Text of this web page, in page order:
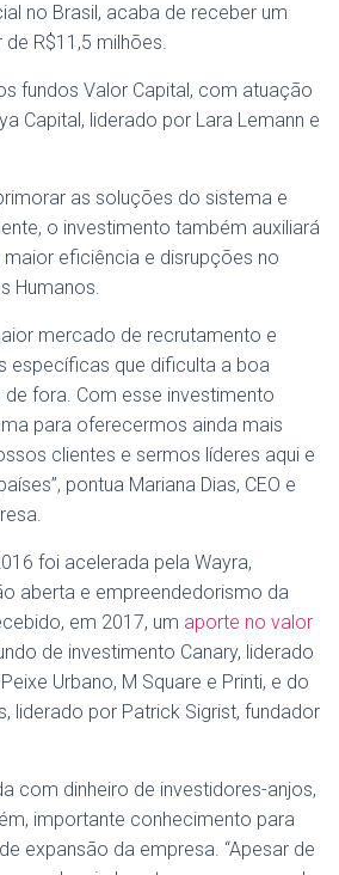
no Brasil, acaba de receber um
R$11,5 milhões.
fundos Valor Capital, com atuação
Capital, liderado por Lara Lemann e
as soluções do sistema e
o investimento também auxiliará
eficiência e disrupções no
Humanos.
mercado de recrutamento e
específicas que dificulta a boa
fora. Com esse investimento
para oferecermos ainda mais
clientes e sermos líderes aqui e
pontua Mariana Dias, CEO e
foi acelerada pela Wayra,
aberta e empreendedorismo da
em 2017, um aporte no valor
de investimento Canary, liderado
Urbano, M Square e Printi, e do
liderado por Patrick Sigrist, fundador
com dinheiro de investidores-anjos,
importante conhecimento para
expansão da empresa. “Apesar de